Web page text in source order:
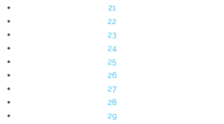
21
22
23
24
25
26
27
28
29